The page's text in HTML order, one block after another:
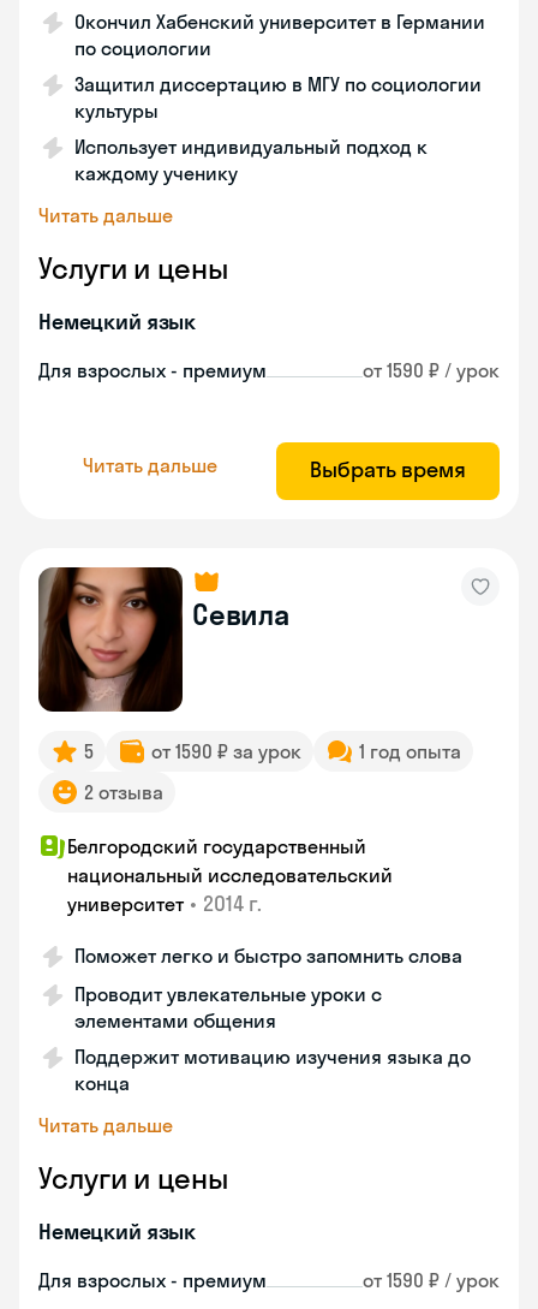
Окончил Хабенский университет в Германии
по социологии
Защитил диссертацию в МГУ по социологии
культуры
Использует индивидуальный подход к
каждому ученику
Читать дальше
Услуги и цены
Немецкий язык
Для взрослых - премиум от 1590 ₽ / урок
Читать дальше Выбрать время
Севила
5 от 1590 ₽ за урок
1 год опыта
2 отзыва
Белгородский государственный
национальный исследовательский
университет • 2014 г.
Поможет легко и быстро запомнить слова
Проводит увлекательные уроки с
элементами общения
Поддержит мотивацию изучения языка до
конца
Читать дальше
Услуги и цены
Немецкий язык
Для взрослых - премиум от 1590 ₽ / урок